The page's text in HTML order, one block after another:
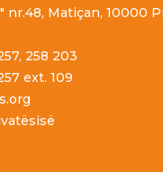
nr.48, Matiçan, 10000
258 203
ext. 109